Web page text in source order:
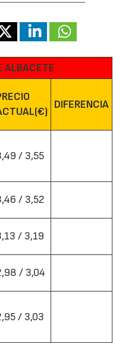
ALBACETE
DIFERENCIA
/ 3,55
/ 3,52
/ 3,19
/ 3,04
/ 3,03